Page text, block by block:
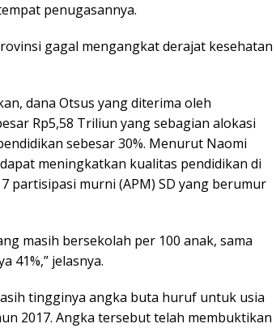
penugasannya.
gagal mengangkat derajat kesehatan
dana Otsus yang diterima oleh
Rp5,58 Triliun yang sebagian alokasi
sebesar 30%. Menurut Naomi
meningkatkan kualitas pendidikan di
partisipasi murni (APM) SD yang berumur
masih bersekolah per 100 anak, sama
41%,” jelasnya.
tingginya angka buta huruf untuk usia
2017. Angka tersebut telah membuktikan